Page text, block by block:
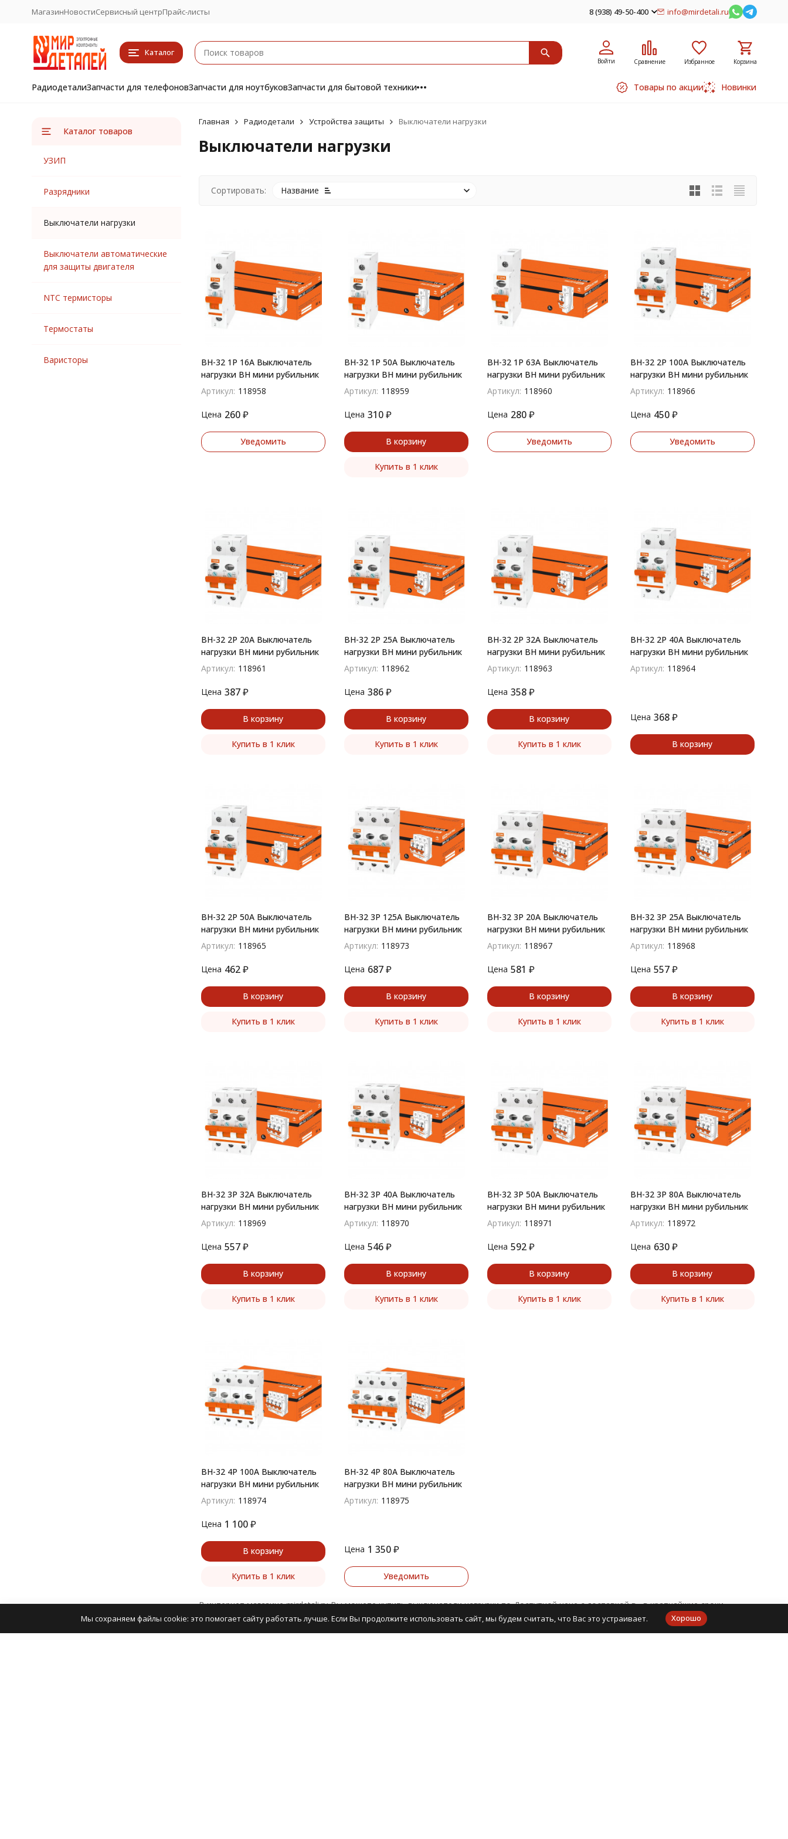
МагазинНовостиСервисный центрПрайс-листы 8 (938) 49-50-400 info@mirdetali.ru
Каталог
Войти Сравнение Избранное Корзина
РадиодеталиЗапчасти для телефоновЗапчасти для ноутбуковЗапчасти для бытовой техники Товары по акции Новинки
Главная Радиодетали Устройства защиты Выключатели нагрузки
Выключатели нагрузки
Сортировать: Название
ВН-32 1P 16A Выключатель
нагрузки ВН мини рубильник
Артикул: 118958
Цена 260 ₽
Уведомить
ВН-32 1P 50A Выключатель
нагрузки ВН мини рубильник
Артикул: 118959
Цена 310 ₽
В корзину
Купить в 1 клик
ВН-32 1P 63A Выключатель
нагрузки ВН мини рубильник
Артикул: 118960
Цена 280 ₽
Уведомить
ВН-32 2P 100A Выключатель
нагрузки ВН мини рубильник
Артикул: 118966
Цена 450 ₽
Уведомить
ВН-32 2P 20A Выключатель
нагрузки ВН мини рубильник
Артикул: 118961
Цена 387 ₽
В корзину
Купить в 1 клик
ВН-32 2P 25A Выключатель
нагрузки ВН мини рубильник
Артикул: 118962
Цена 386 ₽
В корзину
Купить в 1 клик
ВН-32 2P 32A Выключатель
нагрузки ВН мини рубильник
Артикул: 118963
Цена 358 ₽
В корзину
Купить в 1 клик
ВН-32 2P 40A Выключатель
нагрузки ВН мини рубильник
Артикул: 118964
Цена 368 ₽
В корзину
ВН-32 2P 50A Выключатель
нагрузки ВН мини рубильник
Артикул: 118965
Цена 462 ₽
В корзину
Купить в 1 клик
ВН-32 3P 125A Выключатель
нагрузки ВН мини рубильник
Артикул: 118973
Цена 687 ₽
В корзину
Купить в 1 клик
ВН-32 3P 20A Выключатель
нагрузки ВН мини рубильник
Артикул: 118967
Цена 581 ₽
В корзину
Купить в 1 клик
ВН-32 3P 25A Выключатель
нагрузки ВН мини рубильник
Артикул: 118968
Цена 557 ₽
В корзину
Купить в 1 клик
ВН-32 3P 32A Выключатель
нагрузки ВН мини рубильник
Артикул: 118969
Цена 557 ₽
В корзину
Купить в 1 клик
ВН-32 3P 40A Выключатель
нагрузки ВН мини рубильник
Артикул: 118970
Цена 546 ₽
В корзину
Купить в 1 клик
ВН-32 3P 50A Выключатель
нагрузки ВН мини рубильник
Артикул: 118971
Цена 592 ₽
В корзину
Купить в 1 клик
ВН-32 3P 80A Выключатель
нагрузки ВН мини рубильник
Артикул: 118972
Цена 630 ₽
В корзину
Купить в 1 клик
ВН-32 4P 100A Выключатель
нагрузки ВН мини рубильник
Артикул: 118974
Цена 1 100 ₽
В корзину
Купить в 1 клик
ВН-32 4P 80A Выключатель
нагрузки ВН мини рубильник
Артикул: 118975
Цена 1 350 ₽
Уведомить
В интернет магазине mirdetali.ru Вы можете купить выключатели нагрузки по Доступной цене с доставкой в в кратчайшие сроки.
Выключатели нагрузки представлены широким ассортиментом более 18 товаров, цены варьируются от 260 руб.. Оплатить товар Вы
можете онлайн на сайте или по квитанции через банк.
Каталог товаров
УЗИП
Разрядники
Выключатели нагрузки
Выключатели автоматические
для защиты двигателя
NTC термисторы
Термостаты
Варисторы
Мы сохраняем файлы cookie: это помогает сайту работать лучше. Если Вы продолжите использовать сайт, мы будем считать, что Вас это устраивает. Хорошо